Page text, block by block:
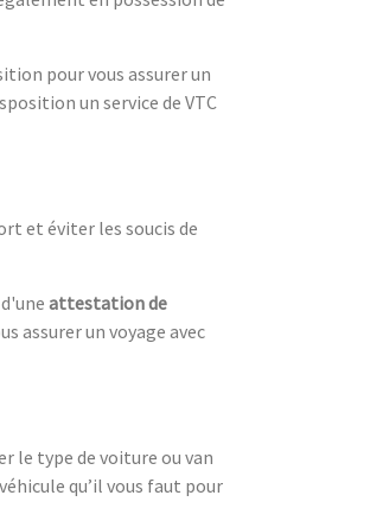
pour vous assurer un
un service de VTC
et éviter les soucis de
attestation de
assurer un voyage avec
le type de voiture ou van
qu’il vous faut pour